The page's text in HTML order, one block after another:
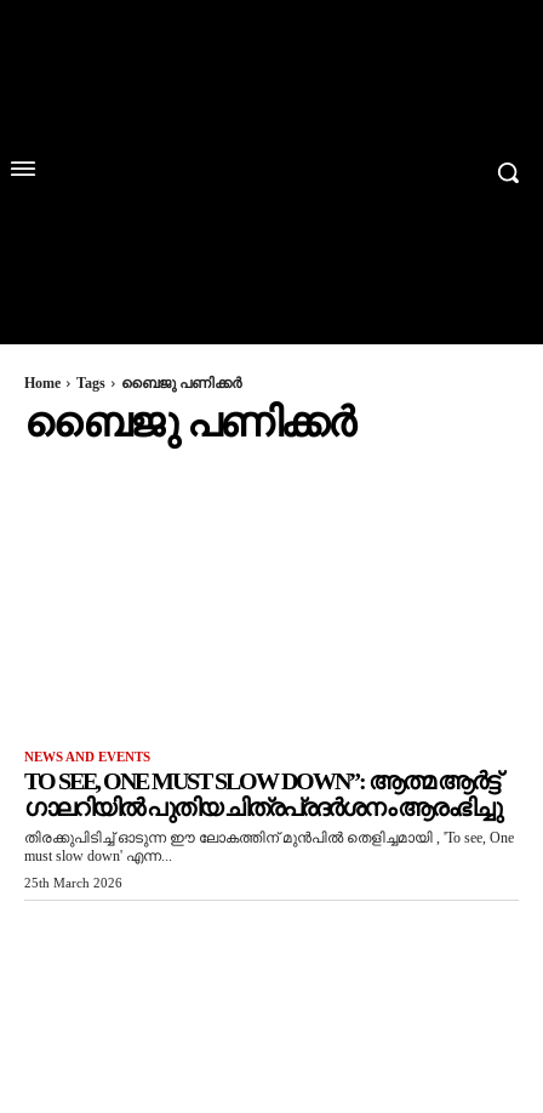
Home Tags ബൈജു പണിക്കര്‍
ബൈജു പണിക്കര്‍
NEWS AND EVENTS
TO SEE, ONE MUST SLOW DOWN”: ആത്മ ആർട്ട്
ഗാലറിയിൽ പുതിയ ചിത്രപ്രദർശനം ആരംഭിച്ചു
തിരക്കുപിടിച്ച് ഓടുന്ന ഈ ലോകത്തിന് മുൻപിൽ തെളിച്ചമായി , 'To see, One
must slow down' എന്ന...
25th March 2026